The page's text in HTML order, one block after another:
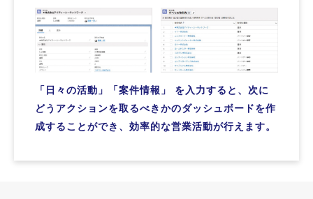
「日々の活動」「案件情報」 を入力すると、次に
どうアクションを取るべきかのダッシュボードを作
成することができ、効率的な営業活動が行えます。